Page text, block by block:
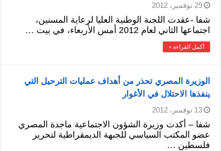
29 نوفمبر، 2012
شفا -عقدت اللجنة الوطنية العليا لرعاية المسنين،
اجتماعها الثاني لعام 2012 أمس الأربعاء، في بيت …
أكمل القراءة »
الوزيرة المصري تحذر من أهداف عمليات الترحيل التي
ينفذها الاحتلال في الأغوار
13 نوفمبر، 2012
شفا – أكدت وزيرة الشؤون الاجتماعية ماجدة المصري
عضو المكتب السياسي للجبهة الديمقراطية لتحرير
فلسطين …